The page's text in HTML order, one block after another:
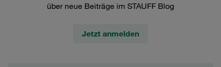
über neue Beiträge im STAUFF Blog
Jetzt anmelden